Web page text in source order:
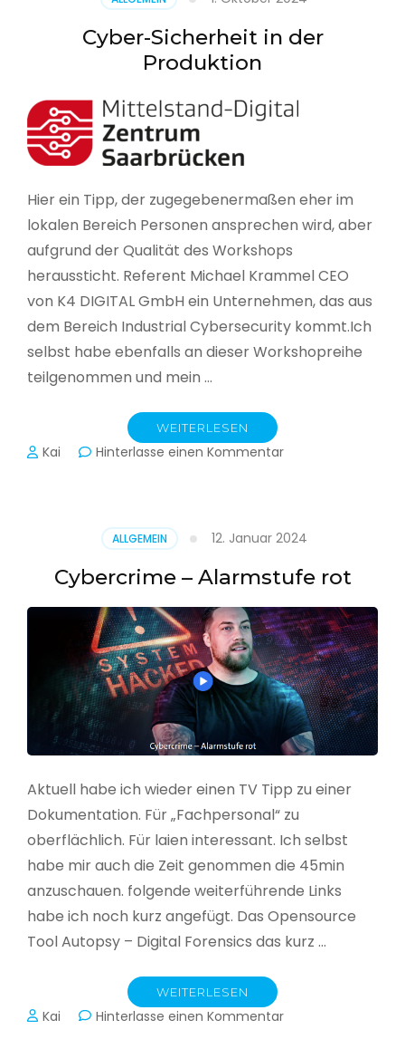
seinen
Lagebericht
zur
in
Deutschland
Cyber-Sicherheit in der
Produktion
Hier ein Tipp, der zugegebenermaßen eher im
lokalen Bereich Personen ansprechen wird, aber
aufgrund der Qualität des Workshops
heraussticht. Referent Michael Krammel CEO
von K4 DIGITAL GmbH ein Unternehmen, das aus
dem Bereich Industrial Cybersecurity kommt.Ich
selbst habe ebenfalls an dieser Workshopreihe
teilgenommen und mein …
WEITERLESEN
Kai Hinterlasse einen Kommentarzu
Produktion
ALLGEMEIN 12. Januar 2024
Cybercrime – Alarmstufe rot
Aktuell habe ich wieder einen TV Tipp zu einer
Dokumentation. Für „Fachpersonal“ zu
oberflächlich. Für laien interessant. Ich selbst
habe mir auch die Zeit genommen die 45min
anzuschauen. folgende weiterführende Links
habe ich noch kurz angefügt. Das Opensource
Tool Autopsy – Digital Forensics das kurz …
WEITERLESEN
Kai Hinterlasse einen Kommentarzu